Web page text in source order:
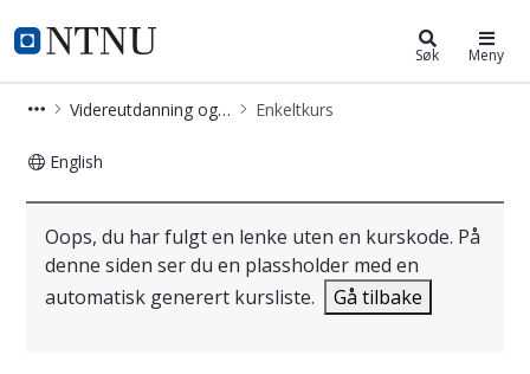
NTNU Hjemmeside
Videreutdanning og deltidsstudier
Søk Meny
Videreutdanning og deltidsstudier Enkeltkurs
English
Smerte og palliasjon - Kurs - EVU
Oops, du har fulgt en lenke uten en kurskode. På
denne siden ser du en plassholder med en
automatisk generert kursliste.
Gå tilbake